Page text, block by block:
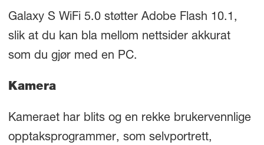
Galaxy S WiFi 5.0 støtter Adobe Flash 10.1,
slik at du kan bla mellom nettsider akkurat
som du gjør med en PC.
Kamera
Kameraet har blits og en rekke brukervennlige
opptaksprogrammer, som selvportrett,